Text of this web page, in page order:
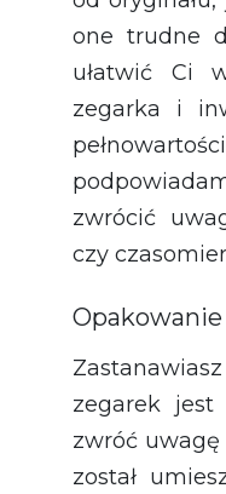
one trudne
ułatwić Ci
zegarka i
zwrócić
czy
Opakowanie
zegarek jest
zwróć uwagę
został